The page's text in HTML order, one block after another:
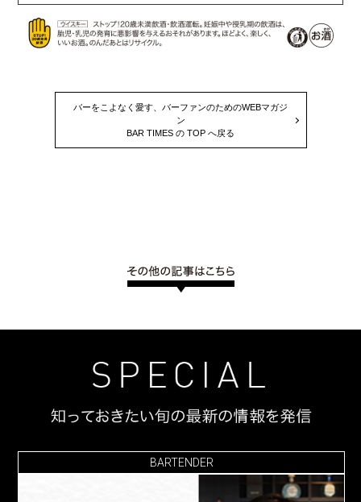
バーをこよなく愛す、バーファンのためのWEBマガジ
ン
BAR TIMES の TOP へ戻る
BARTENDER